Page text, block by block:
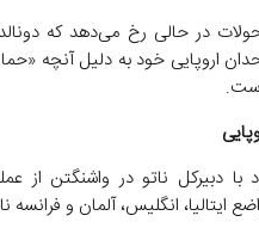
در حالی رخ می‌دهد که
اروپایی خود به دلیل آنچه
است.
دبیرکل ناتو در واشنگتن از
ایتالیا، انگلیس، آلمان و